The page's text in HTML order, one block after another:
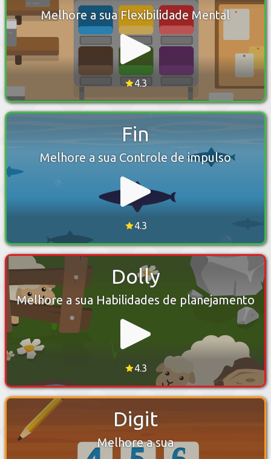
Melhore a sua Flexibilidade Mental
4.3
Fin
Melhore a sua Controle de impulso
4.3
Dolly
Melhore a sua Habilidades de planejamento
4.3
Digit
Melhore a sua